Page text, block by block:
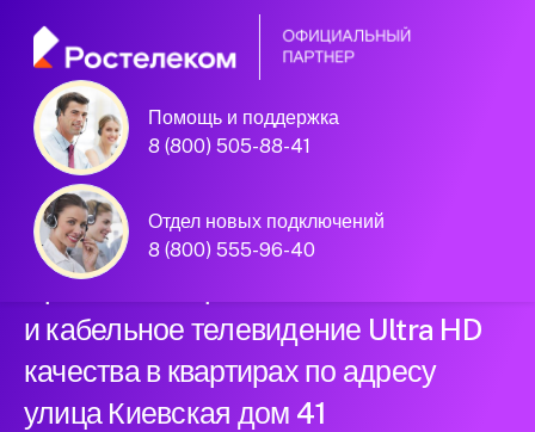
Помощь и поддержка
8 (800) 505-88-41
Отдел новых подключений
8 (800) 555-96-40
Официальный
партнер Ростелеком
Провели интернет нового поколения
и кабельное телевидение Ultra HD
качества в квартирах по адресу
улица Киевская дом 41